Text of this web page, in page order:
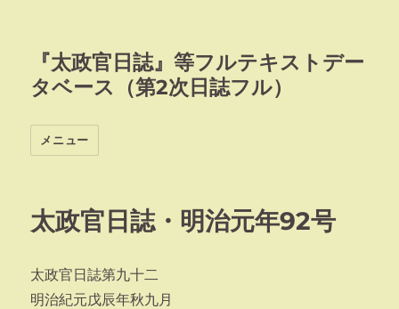
『太政官日誌』等フルテキストデー
タベース（第2次日誌フル）
メニュー
太政官日誌・明治元年92号
太政官日誌第九十二
明治紀元戊辰年秋九月